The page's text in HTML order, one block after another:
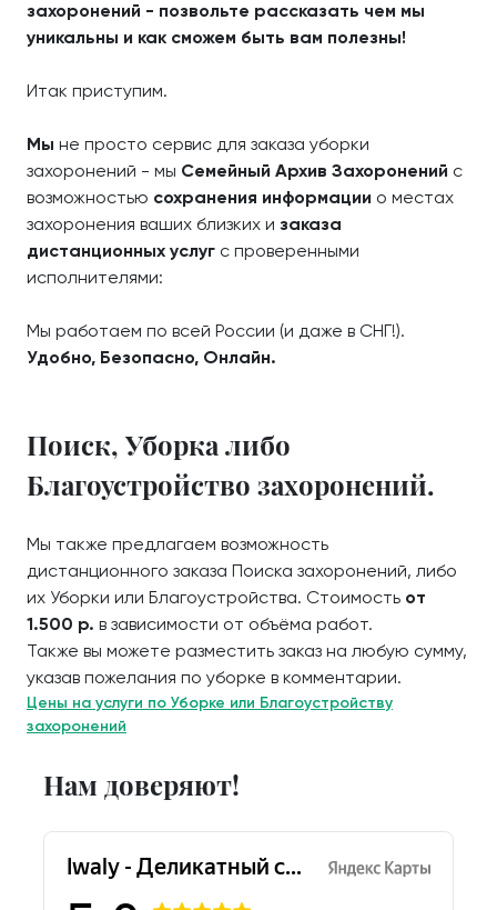
захоронений - позвольте рассказать чем мы
уникальны и как сможем быть вам полезны!
Итак приступим.
Мы не просто сервис для заказа уборки
захоронений - мы Семейный Архив Захоронений с
возможностью сохранения информации о местах
захоронения ваших близких и заказа
дистанционных услуг с проверенными
исполнителями:
Мы работаем по всей России (и даже в СНГ!).
Удобно, Безопасно, Онлайн.
Поиск, Уборка либо
Благоустройство захоронений.
Мы также предлагаем возможность
дистанционного заказа Поиска захоронений, либо
их Уборки или Благоустройства. Стоимость от
1.500 р. в зависимости от объёма работ.
Также вы можете разместить заказ на любую сумму,
указав пожелания по уборке в комментарии.
Цены на услуги по Уборке или Благоустройству
захоронений
Нам доверяют!